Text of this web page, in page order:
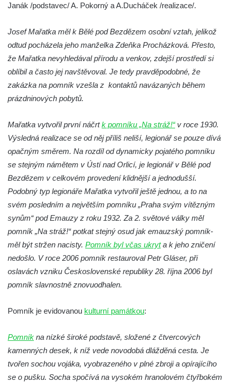
u kostela svatého Václava ve Velešíně
Pamětní deska 240 MILES TO FREEDOM u
pomníku obětem válek na náměstí J. V.
Kamarýta ve Velešíně
Pomník obětem 1. a 2. světové války na
náměstí J. V. Kamarýta ve Velešíně
Římově
Pomník obětem 1. světové války v Dolním
Předoníně
Pomník obětem 2. světové války v Plavu
Pamětní deska obětem 1. světové války v
Plavu
Kenotaf Pepiho Meisela na hřbitově v
Dolním Podluží
Kenotaf Antona Klause na hřbitově v
Kenotaf Heinricha Klause na hřbitově v
Dolním Podluží
Kenotaf Josefa Stolle na hřbitově v Dolním
Podluží
Janák /podstavec/ A. Pokorný a A.Ducháček /realizace/.
Josef Mařatka měl k Bělé pod Bezdězem osobní vztah, jelikož
odtud pocházela jeho manželka Zdeňka Procházková. Přesto,
že Mařatka nevyhledával přírodu a venkov, zdejší prostředí si
oblíbil a často jej navštěvoval. Je tedy pravděpodobné, že
zakázka na pomník vzešla z kontaktů navázaných během
prázdninových pobytů.
Mařatka vytvořil první náčrtk pomníku „Na stráž!“v roce 1930.
Výsledná realizace se od něj příliš neliší, legionář se pouze dívá
opačným směrem. Na rozdíl od dynamicky pojatého pomníku
se stejným námětem v Ústí nad Orlicí, je legionář v Bělé pod
Bezdězem v celkovém provedení klidnější a jednodušší.
Podobný typ legionáře Mařatka vytvořil ještě jednou, a to na
svém posledním a největším pomníku „Praha svým vítězným
synům“ pod Emauzy z roku 1932. Za 2. světové války měl
pomník „Na stráž!“ potkat stejný osud jak emauzský pomník-
měl být stržen nacisty. Pomník byl včas ukryta k jeho zničení
nedošlo. V roce 2006 pomník restauroval Petr Gláser, při
oslavách vzniku Československé republiky 28. října 2006 byl
pomník slavnostně znovuodhalen.
Pomník je evidovanou kulturní památkou:
Pomník na nízké široké podstavě, složené z čtvercových
kamenných desek, k níž vede novodobá dlážděná cesta. Je
tvořen sochou vojáka, vyobrazeného v plné zbroji a opírajícího
se o pušku. Socha spočívá na vysokém hranolovém čtyřbokém